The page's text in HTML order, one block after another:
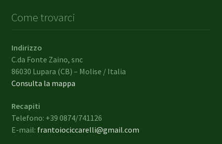
Come trovarci
Indirizzo
C.da Fonte Zaino, snc
86030 Lupara (CB) – Molise / Italia
Consulta la mappa
Recapiti
Telefono: +39 0874/741126
E-mail: frantoiociccarelli@gmail.com